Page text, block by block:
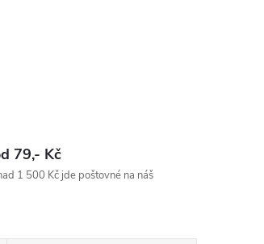
79,- Kč
1 500 Kč jde poštovné na náš